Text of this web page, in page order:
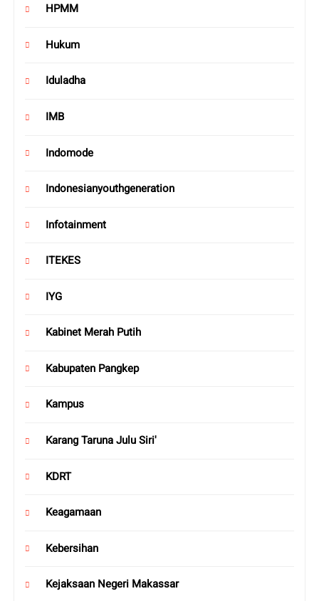
HPMM
Hukum
Iduladha
IMB
Indomode
Indonesianyouthgeneration
Infotainment
ITEKES
IYG
Kabinet Merah Putih
Kabupaten Pangkep
Kampus
Karang Taruna Julu Siri'
KDRT
Keagamaan
Kebersihan
Kejaksaan Negeri Makassar